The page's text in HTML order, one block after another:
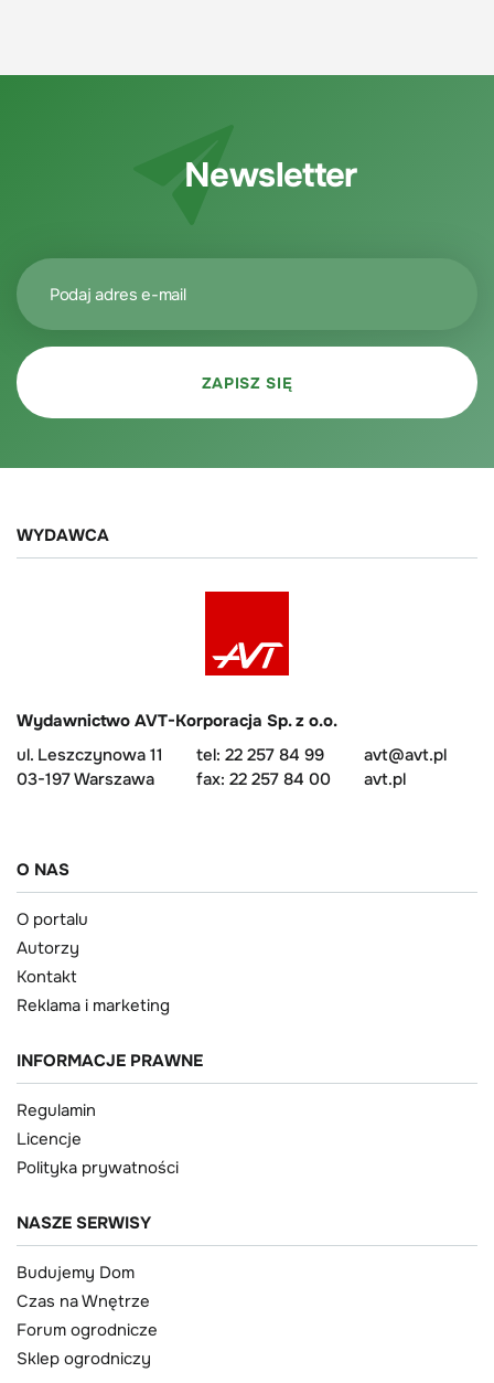
Newsletter
WYDAWCA
Wydawnictwo AVT-Korporacja Sp. z o.o.
ul. Leszczynowa 11
03-197 Warszawa
tel: 22 257 84 99
fax: 22 257 84 00
avt@avt.pl
avt.pl
O NAS
O portalu
Autorzy
Kontakt
Reklama i marketing
INFORMACJE PRAWNE
Regulamin
Licencje
Polityka prywatności
NASZE SERWISY
Budujemy Dom
Czas na Wnętrze
Forum ogrodnicze
Sklep ogrodniczy